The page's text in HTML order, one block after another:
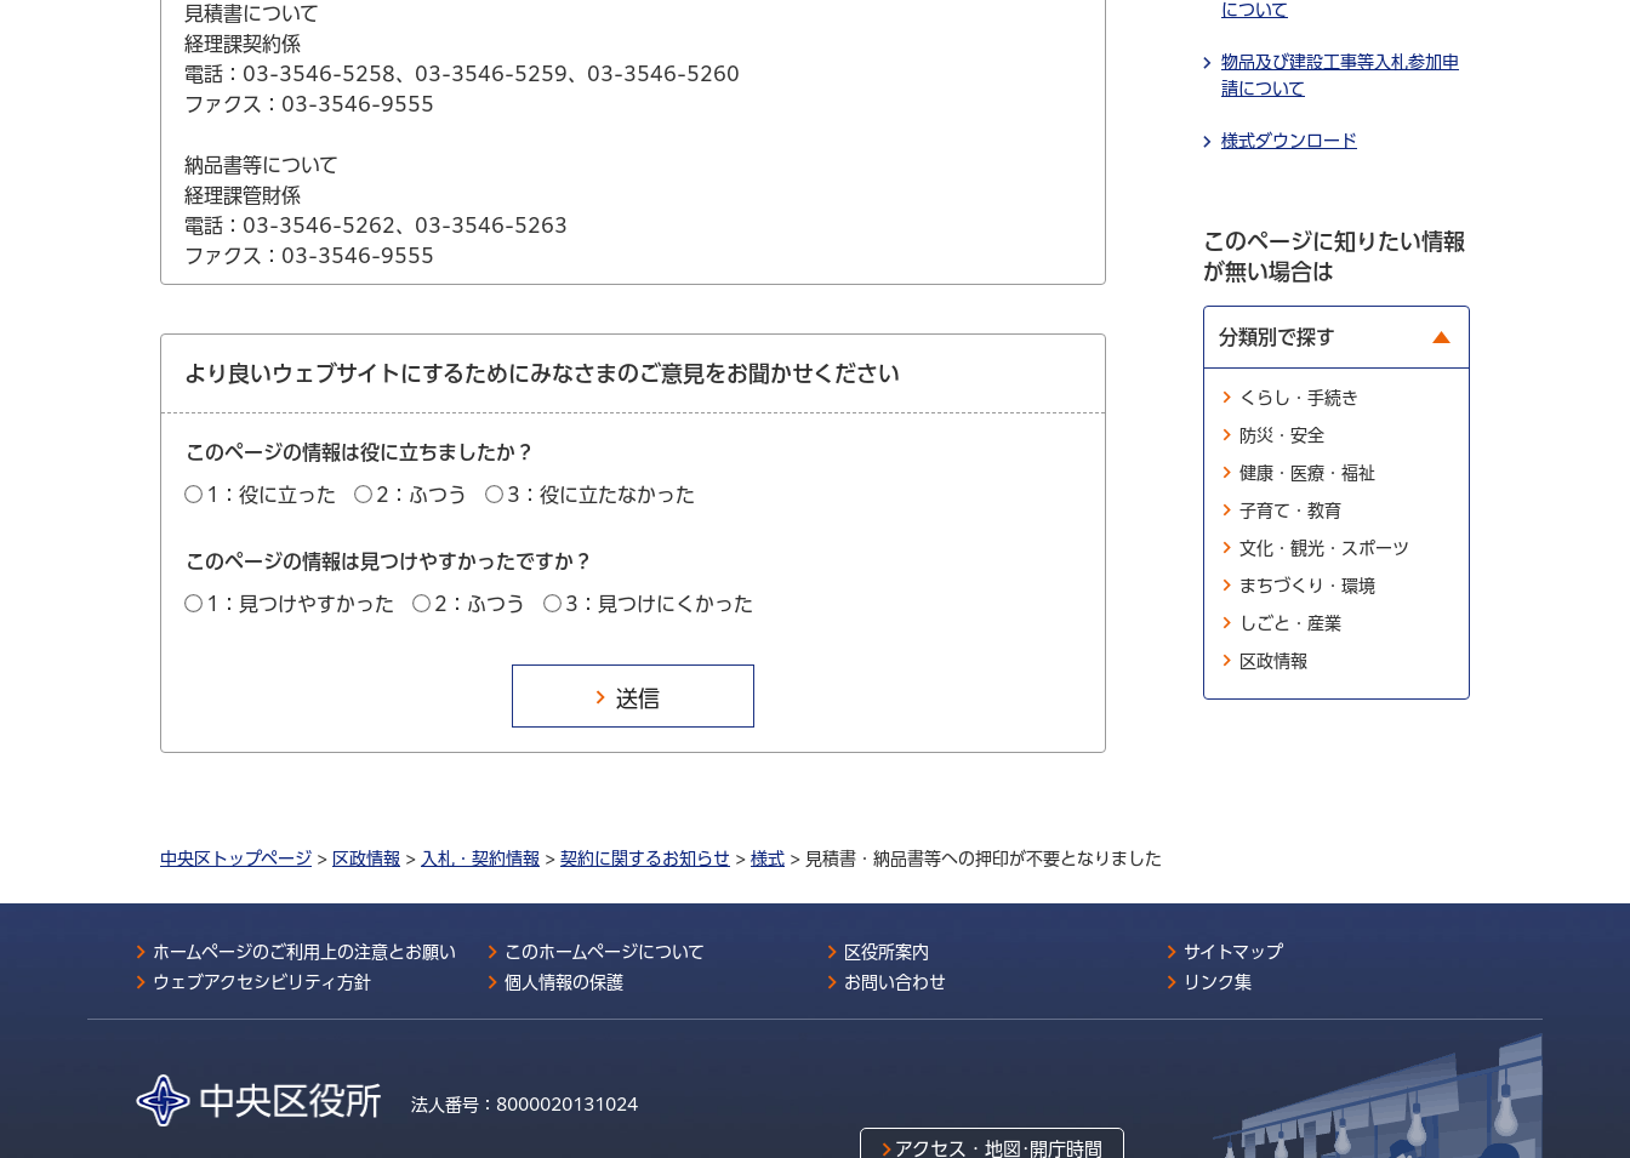
見積書について
経理課契約係
電話：03-3546-5258、03-3546-5259、03-3546-5260
ファクス：03-3546-9555
納品書等について
経理課管財係
電話：03-3546-5262、03-3546-5263
ファクス：03-3546-9555
より良いウェブサイトにするためにみなさまのご意見をお聞かせください
このページの情報は役に立ちましたか？
1：役に立った 2：ふつう 3：役に立たなかった
このページの情報は見つけやすかったですか？
1：見つけやすかった 2：ふつう 3：見つけにくかった
について
物品及び建設工事等入札参加申
請について
様式ダウンロード
このページに知りたい情報
が無い場合は
分類別で探す
くらし・手続き
防災・安全
健康・医療・福祉
子育て・教育
文化・観光・スポーツ
まちづくり・環境
しごと・産業
区政情報
中央区トップページ > 区政情報 > 入札・契約情報 > 契約に関するお知らせ > 様式 > 見積書・納品書等への押印が不要となりました
ホームページのご利用上の注意とお願い このホームページについて 区役所案内
サイトマップ
ウェブアクセシビリティ方針
個人情報の保護 お問い合わせ リンク集
法人番号： 8000020131024
アクセス・地図･開庁時間